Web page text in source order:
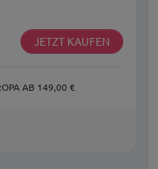
JETZT KAUFEN
AB 149,00 €